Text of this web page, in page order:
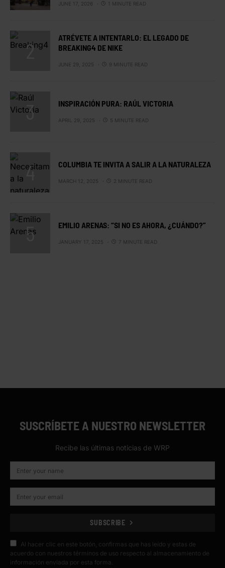
JUNE 17, 2026 1 MINUTE READ
ATRÉVETE A INTENTARLO: EL LEGADO DE
BREAKING4 DE NIKE
JUNE 29, 2025 9 MINUTE READ
INSPIRACIÓN PURA: RAÚL VICTORIA
APRIL 29, 2025 5 MINUTE READ
COLUMBIA TE INVITA A SALIR A LA NATURALEZA
MARCH 12, 2025 2 MINUTE READ
EMILIO ARENAS: “SI NO ES AHORA, ¿CUÁNDO?”
JANUARY 17, 2025 7 MINUTE READ
SUSCRÍBETE A NUESTRO NEWSLETTER
Recibe las últimas noticias de WRP
SUBSCRIBE
Al hacer clic en este botón, confirmas que has leído y estas de
acuerdo con nuestros términos de uso respecto al almacenamiento de
información enviada por esta forma.